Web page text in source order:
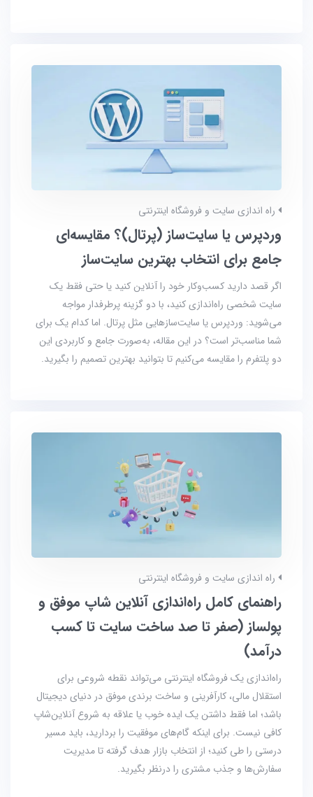
راه اندازی سایت و فروشگاه اینترنتی
وردپرس یا سایت‌ساز (پرتال)؟ مقایسه‌ای
جامع برای انتخاب بهترین سایت‌ساز
اگر قصد دارید کسب‌وکار خود را آنلاین کنید یا حتی فقط یک
سایت شخصی راه‌اندازی کنید، با دو گزینه پرطرفدار مواجه
می‌شوید: وردپرس یا سایت‌سازهایی مثل پرتال. اما کدام یک برای
شما مناسب‌تر است؟ در این مقاله، به‌صورت جامع و کاربردی این
دو پلتفرم را مقایسه می‌کنیم تا بتوانید بهترین تصمیم را بگیرید.
راه اندازی سایت و فروشگاه اینترنتی
راهنمای کامل راه‌اندازی آنلاین شاپ موفق و
پولساز (صفر تا صد ساخت سایت تا کسب
درآمد)
راه‌اندازی یک فروشگاه اینترنتی می‌تواند نقطه شروعی برای
استقلال مالی، کارآفرینی و ساخت برندی موفق در دنیای دیجیتال
باشد؛ اما فقط داشتن یک ایده خوب یا علاقه به شروع آنلاین‌شاپ
کافی نیست. برای اینکه گام‌های موفقیت را بردارید، باید مسیر
درستی را طی کنید؛ از انتخاب بازار هدف گرفته تا مدیریت
سفارش‌ها و جذب مشتری را درنظر بگیرید.